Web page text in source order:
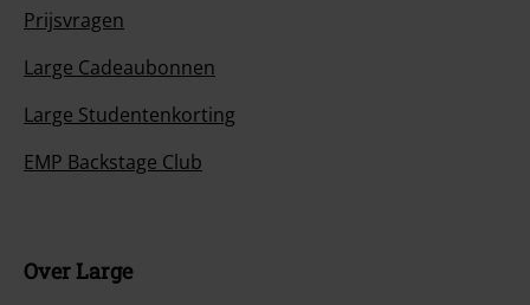
Prijsvragen
Large Cadeaubonnen
Large Studentenkorting
EMP Backstage Club
Over Large